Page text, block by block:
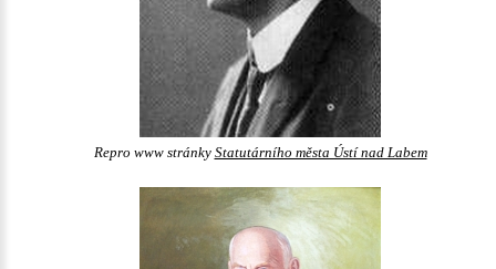
Repro www stránky Statutárního města Ústí nad Labem